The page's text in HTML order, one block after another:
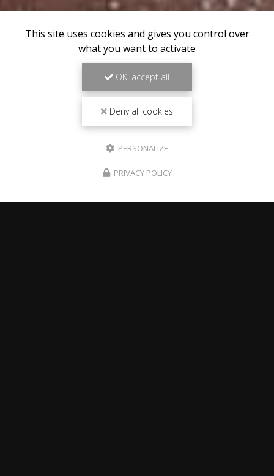
This site uses cookies and gives you control over
what you want to activate
OK, accept all
Deny all cookies
PERSONALIZE
PRIVACY POLICY